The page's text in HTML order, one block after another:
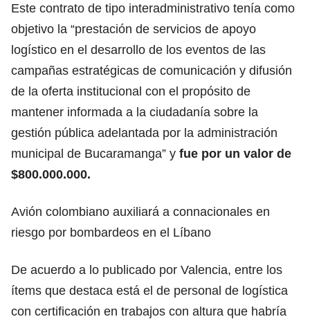
Este contrato de tipo interadministrativo tenía como
objetivo la “prestación de servicios de apoyo
logístico en el desarrollo de los eventos de las
campañas estratégicas de comunicación y difusión
de la oferta institucional con el propósito de
mantener informada a la ciudadanía sobre la
gestión pública adelantada por la administración
municipal de Bucaramanga” y fue por un valor de
$800.000.000.
Avión colombiano auxiliará a connacionales en
riesgo por bombardeos en el Líbano
De acuerdo a lo publicado por Valencia, entre los
ítems que destaca está el de personal de logística
con certificación en trabajos con altura que habría